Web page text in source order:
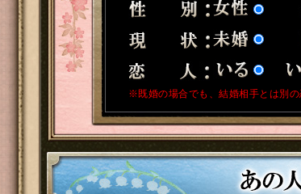
※既婚の場合でも、結婚相手とは別